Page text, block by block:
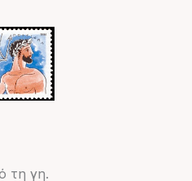
τη γη.